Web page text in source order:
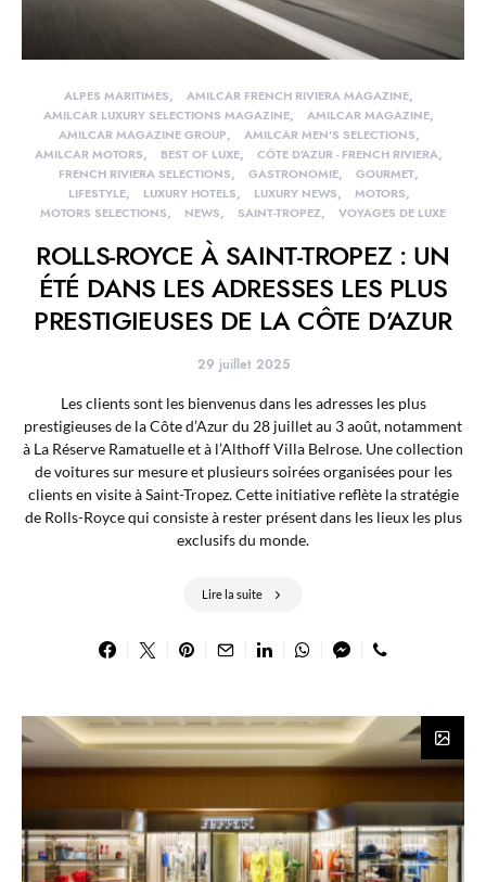
ALPES MARITIMES
AMILCAR FRENCH RIVIERA MAGAZINE
AMILCAR LUXURY SELECTIONS MAGAZINE
AMILCAR MAGAZINE
AMILCAR MAGAZINE GROUP
AMILCAR MEN'S SELECTIONS
AMILCAR MOTORS
BEST OF LUXE
CÔTE D'AZUR - FRENCH RIVIERA
FRENCH RIVIERA SELECTIONS
GASTRONOMIE
GOURMET
LIFESTYLE
LUXURY HOTELS LUXURY NEWS
MOTORS
MOTORS SELECTIONS
NEWS SAINT-TROPEZ VOYAGES DE LUXE
ROLLS-ROYCE À SAINT-TROPEZ : UN
ÉTÉ DANS LES ADRESSES LES PLUS
PRESTIGIEUSES DE LA CÔTE D’AZUR
29 juillet 2025
Les clients sont les bienvenus dans les adresses les plus
prestigieuses de la Côte d’Azur du 28 juillet au 3 août, notamment
à La Réserve Ramatuelle et à l’Althoff Villa Belrose. Une collection
de voitures sur mesure et plusieurs soirées organisées pour les
clients en visite à Saint-Tropez. Cette initiative reflète la stratégie
de Rolls-Royce qui consiste à rester présent dans les lieux les plus
exclusifs du monde.
Lire la suite